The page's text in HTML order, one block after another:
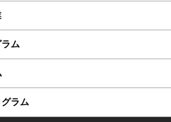
ラム
グラム